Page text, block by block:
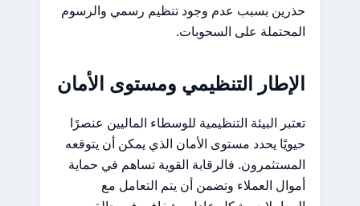
حذرين بسبب عدم وجود تنظيم رسمي والرسوم
المحتملة على السحوبات.
الإطار التنظيمي ومستوى الأمان
تعتبر البيئة التنظيمية للوسطاء الماليين عنصرًا
حيويًا يحدد مستوى الأمان الذي يمكن أن يتوقعه
المستثمرون. فالرقابة القوية تساهم في حماية
أموال العملاء وتضمن أن يتم التعامل مع